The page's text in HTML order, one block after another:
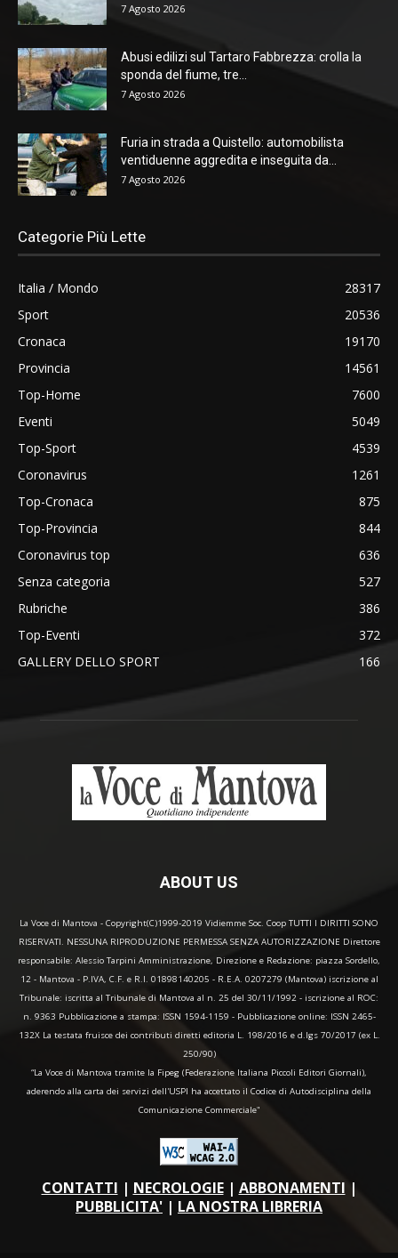
7 Agosto 2026
Abusi edilizi sul Tartaro Fabbrezza: crolla la
sponda del fiume, tre...
7 Agosto 2026
Furia in strada a Quistello: automobilista
ventiduenne aggredita e inseguita da...
7 Agosto 2026
Categorie Più Lette
Italia / Mondo
28317
Sport
20536
Cronaca
19170
Provincia
14561
Top-Home
7600
Eventi
5049
Top-Sport
4539
Coronavirus
1261
Top-Cronaca
875
Top-Provincia
844
Coronavirus top
636
Senza categoria
527
Rubriche
386
Top-Eventi
372
GALLERY DELLO SPORT
166
ABOUT US
La Voce di Mantova - Copyright(C)1999-2019 Vidiemme Soc. Coop TUTTI I DIRITTI SONO
RISERVATI. NESSUNA RIPRODUZIONE PERMESSA SENZA AUTORIZZAZIONE Direttore
responsabile: Alessio Tarpini Amministrazione, Direzione e Redazione: piazza Sordello,
12 - Mantova - P.IVA, C.F. e R.I. 01898140205 - R.E.A. 0207279 (Mantova) iscrizione al
Tribunale: iscritta al Tribunale di Mantova al n. 25 del 30/11/1992 - iscrizione al ROC:
n. 9363 Pubblicazione a stampa: ISSN 1594-1159 - Pubblicazione online: ISSN 2465-
132X La testata fruisce dei contributi diretti editoria L. 198/2016 e d.lgs 70/2017 (ex L.
250/90)
“La Voce di Mantova tramite la Fipeg (Federazione Italiana Piccoli Editori Giornali),
aderendo alla carta dei servizi dell'USPI ha accettato il Codice di Autodisciplina della
Comunicazione Commerciale"
CONTATTI | NECROLOGIE| ABBONAMENTI |
PUBBLICITA' | LA NOSTRA LIBRERIA